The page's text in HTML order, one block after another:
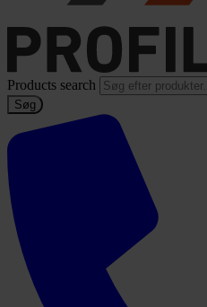
Products search
Søg